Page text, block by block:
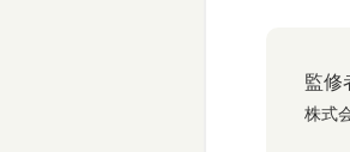
監修
株式